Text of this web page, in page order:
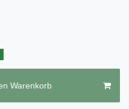
Warenkorb